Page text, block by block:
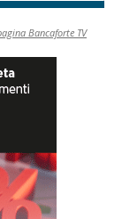
Bancaforte TV